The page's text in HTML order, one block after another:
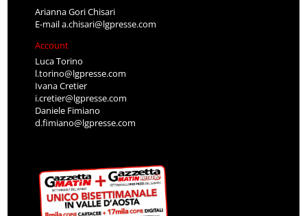
Arianna Gori Chisari
E-maila.chisari@lgpresse.com
Account
Luca Torino
l.torino@lgpresse.com
Ivana Cretier
i.cretier@lgpresse.com
Daniele Fimiano
d.fimiano@lgpresse.com